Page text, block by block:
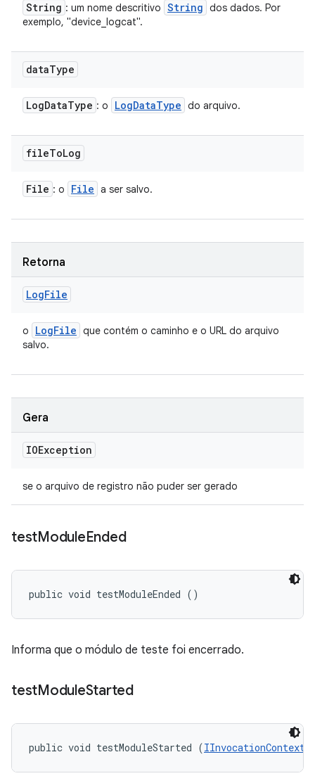
String : um nome descritivo String dos dados. Por
exemplo, "device_logcat".
dataType
LogDataType : o LogDataType do arquivo.
fileToLog
File : o File a ser salvo.
Retorna
LogFile
o LogFile que contém o caminho e o URL do arquivo
salvo.
Gera
IOException
se o arquivo de registro não puder ser gerado
testModuleEnded
public void testModuleEnded ()
Informa que o módulo de teste foi encerrado.
testModuleStarted
public void testModuleStarted (IInvocationContext